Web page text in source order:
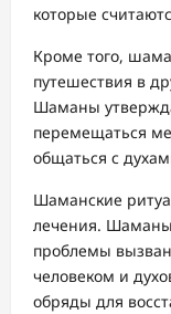
которые
Кроме того,
путешествия в
Шаманы
перемещаться
общаться с
Шаманские
лечения. Шаманы
проблемы
человеком и
обряды для